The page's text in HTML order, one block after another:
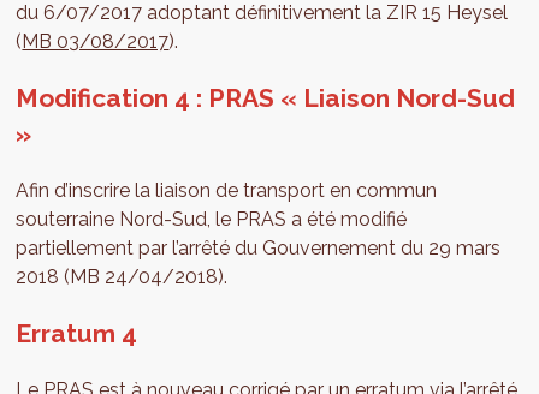
du 6/07/2017 adoptant définitivement la ZIR 15 Heysel
(MB 03/08/2017).
Modification 4 : PRAS « Liaison Nord-Sud
»
Afin d’inscrire la liaison de transport en commun
souterraine Nord-Sud, le PRAS a été modifié
partiellement par l’arrêté du Gouvernement du 29 mars
2018 (MB 24/04/2018).
Erratum 4